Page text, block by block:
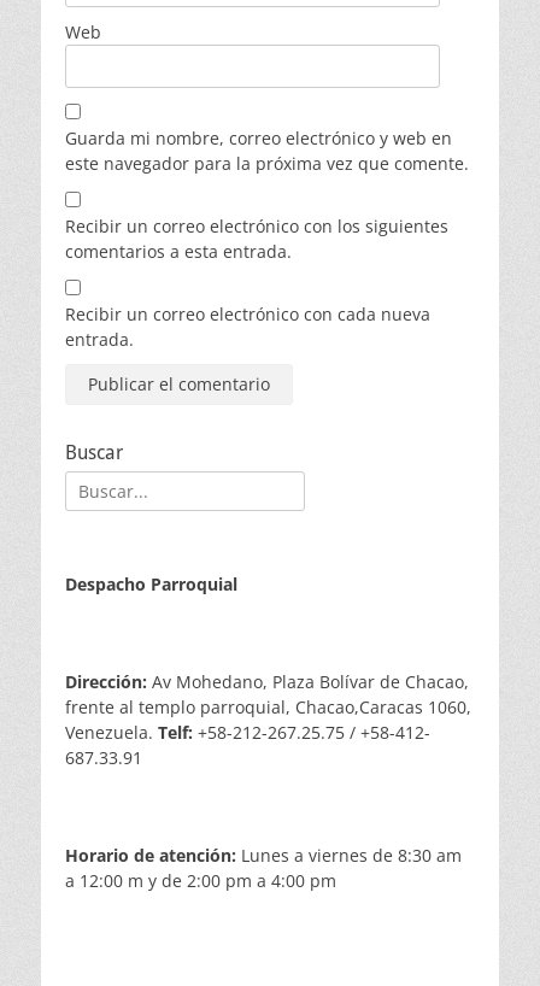
Web
Guarda mi nombre, correo electrónico y web en
este navegador para la próxima vez que comente.
Recibir un correo electrónico con los siguientes
comentarios a esta entrada.
Recibir un correo electrónico con cada nueva
entrada.
Buscar
Buscar:
Despacho Parroquial
Dirección: Av Mohedano, Plaza Bolívar de Chacao,
frente al templo parroquial, Chacao,Caracas 1060,
Venezuela. Telf: +58-212-267.25.75 / +58-412-
687.33.91
Horario de atención: Lunes a viernes de 8:30 am
a 12:00 m y de 2:00 pm a 4:00 pm